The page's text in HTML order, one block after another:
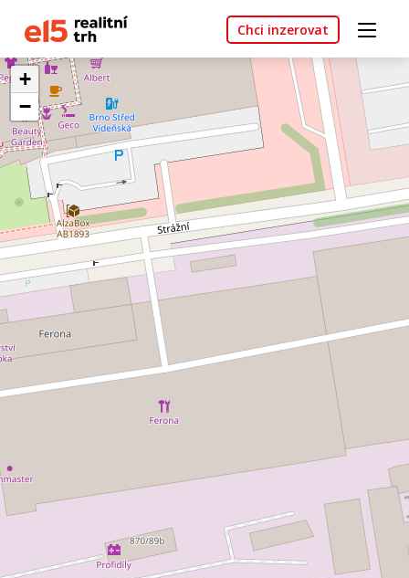
Chci inzerovat
+
−